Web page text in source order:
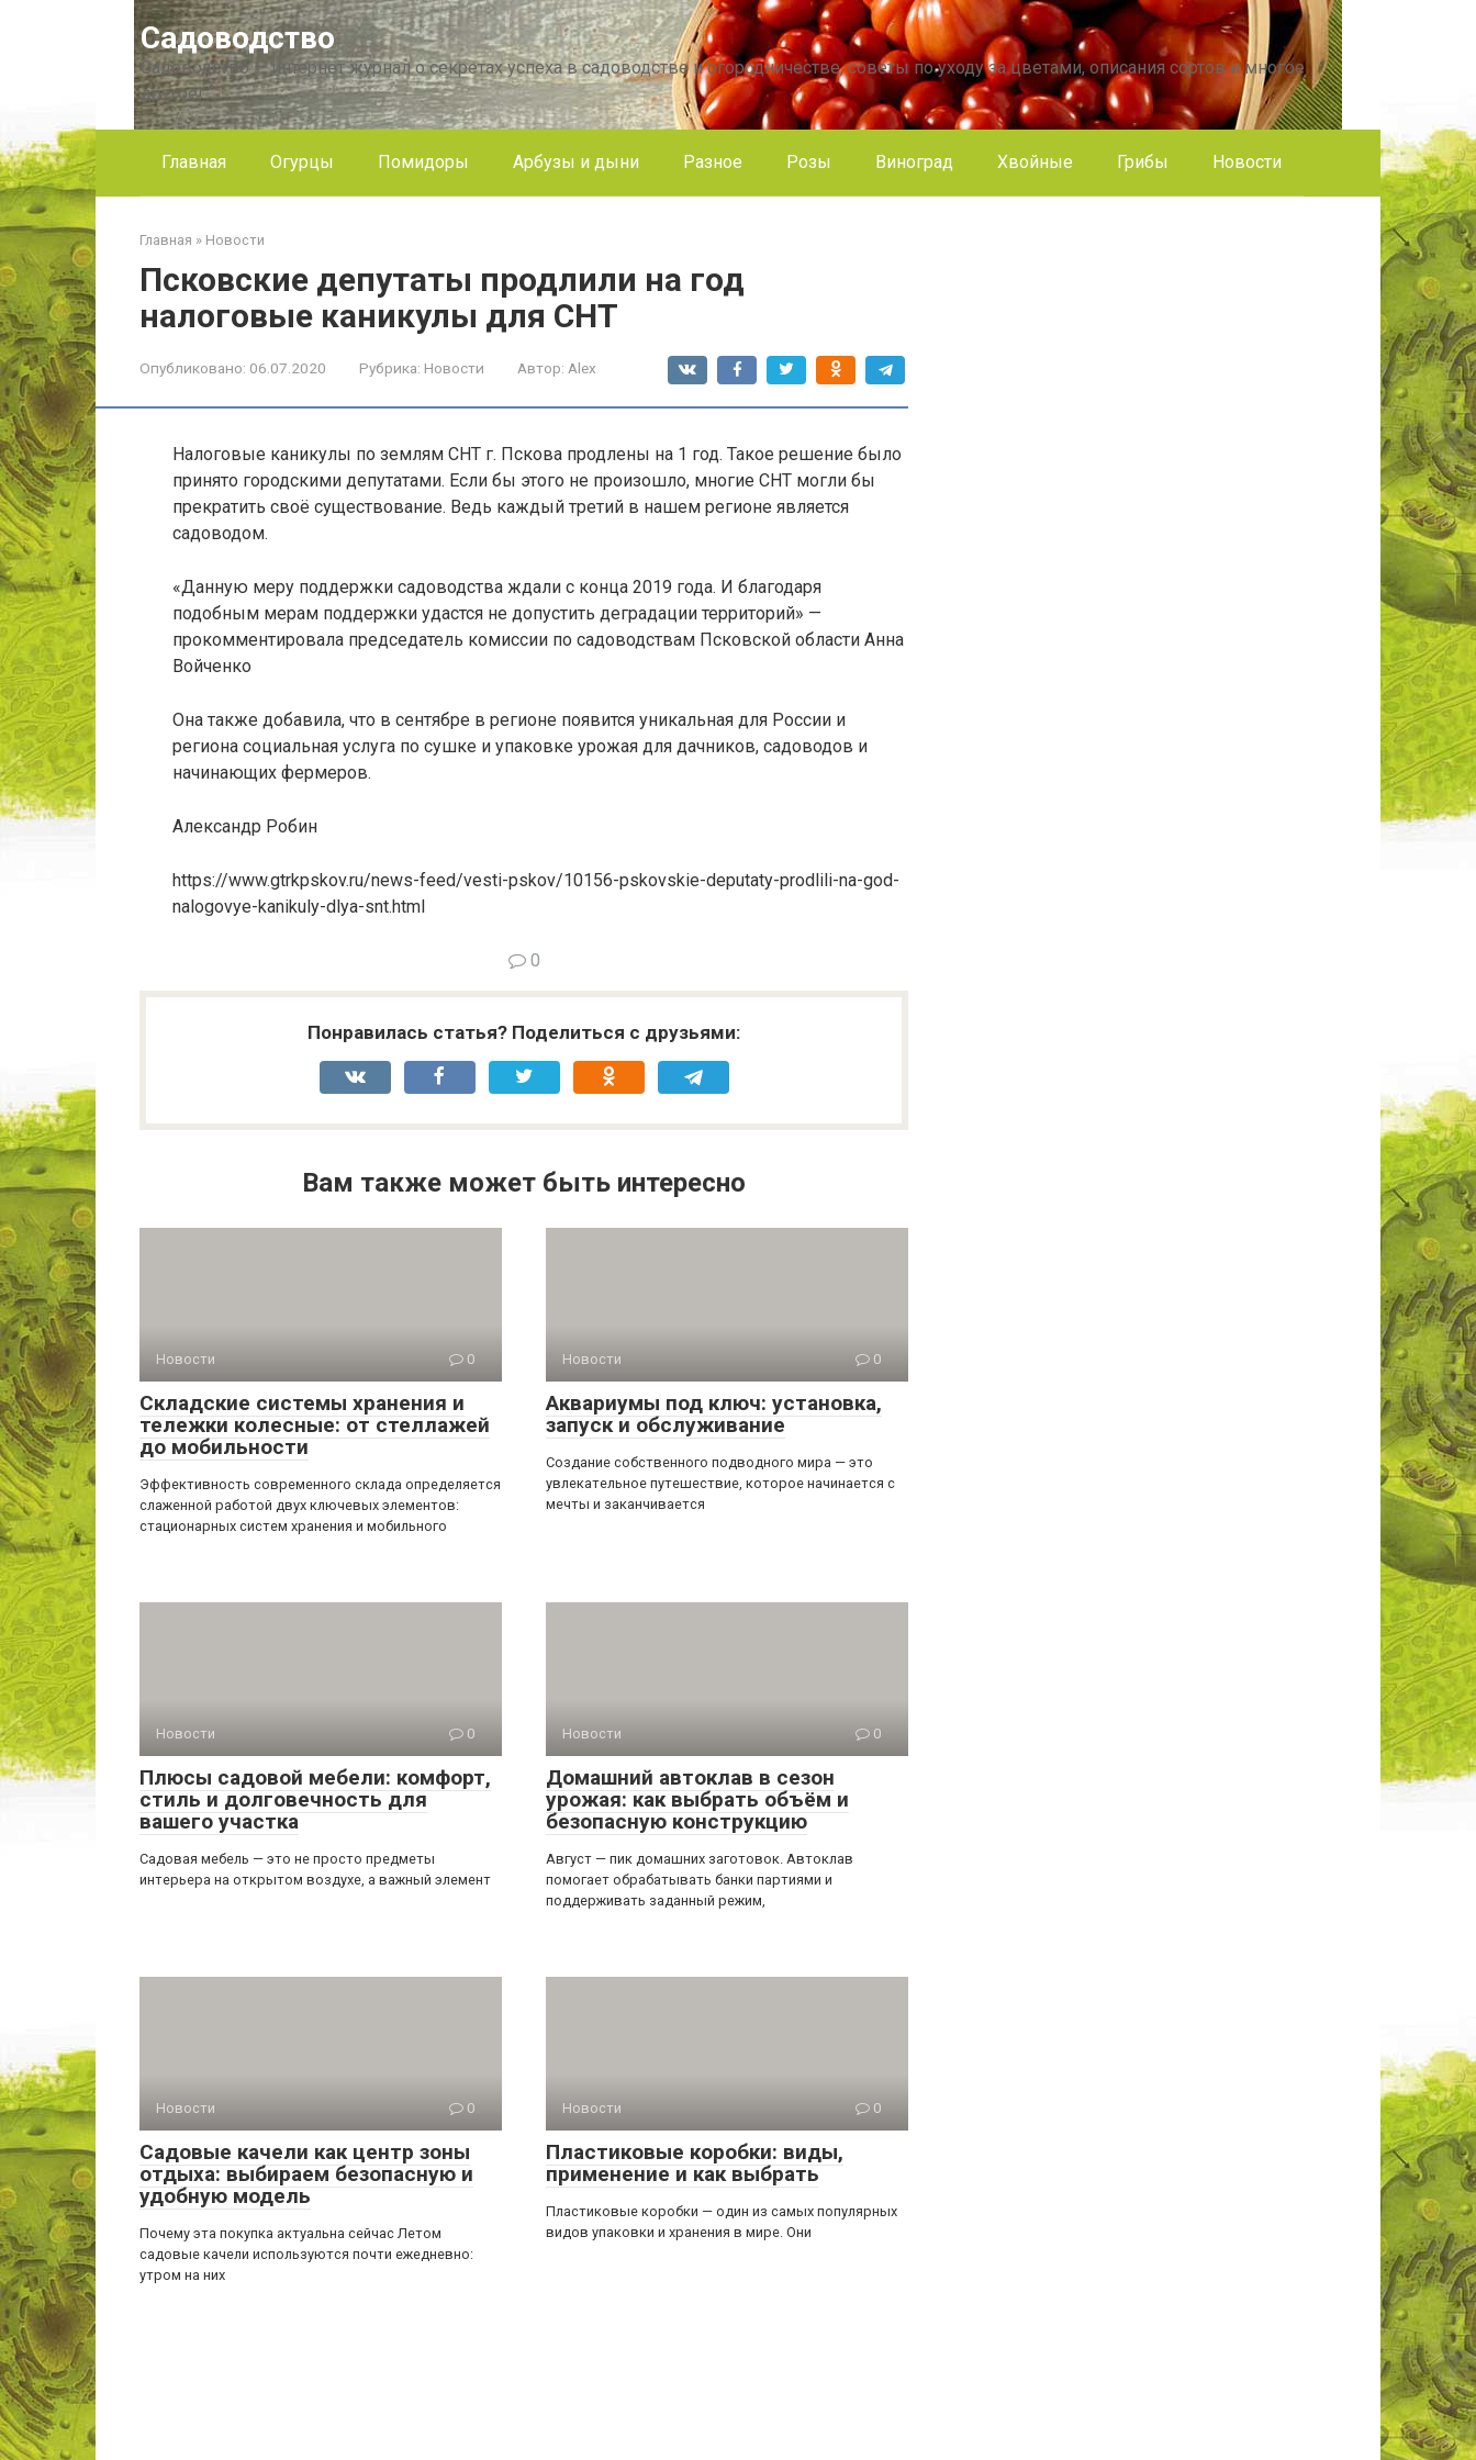
Садоводство
Садоводство — интернет журнал о секретах успеха в садоводстве и огородничестве, советы по уходу за цветами, описания сортов и многое
другое!
Главная Огурцы Помидоры Арбузы и дыни Разное Розы Виноград Хвойные Грибы Новости
Главная » Новости
Псковские депутаты продлили на год
налоговые каникулы для СНТ
Опубликовано: 06.07.2020 Рубрика: Новости Автор: Alex
Налоговые каникулы по землям СНТ г. Пскова продлены на 1 год. Такое решение было
принято городскими депутатами. Если бы этого не произошло, многие СНТ могли бы
прекратить своё существование. Ведь каждый третий в нашем регионе является
садоводом.
«Данную меру поддержки садоводства ждали с конца 2019 года. И благодаря
подобным мерам поддержки удастся не допустить деградации территорий» —
прокомментировала председатель комиссии по садоводствам Псковской области Анна
Войченко
Она также добавила, что в сентябре в регионе появится уникальная для России и
региона социальная услуга по сушке и упаковке урожая для дачников, садоводов и
начинающих фермеров.
Александр Робин
https://www.gtrkpskov.ru/news-feed/vesti-pskov/10156-pskovskie-deputaty-prodlili-na-god-
nalogovye-kanikuly-dlya-snt.html
0
Понравилась статья? Поделиться с друзьями:
Вам также может быть интересно
Новости 0
Складские системы хранения и
тележки колесные: от стеллажей
до мобильности
Эффективность современного склада определяется
слаженной работой двух ключевых элементов:
стационарных систем хранения и мобильного
Новости 0
Аквариумы под ключ: установка,
запуск и обслуживание
Создание собственного подводного мира — это
увлекательное путешествие, которое начинается с
мечты и заканчивается
Новости 0
Плюсы садовой мебели: комфорт,
стиль и долговечность для
вашего участка
Садовая мебель — это не просто предметы
интерьера на открытом воздухе, а важный элемент
Новости 0
Домашний автоклав в сезон
урожая: как выбрать объём и
безопасную конструкцию
Август — пик домашних заготовок. Автоклав
помогает обрабатывать банки партиями и
поддерживать заданный режим,
Новости 0
Садовые качели как центр зоны
отдыха: выбираем безопасную и
удобную модель
Почему эта покупка актуальна сейчас Летом
садовые качели используются почти ежедневно:
утром на них
Новости 0
Пластиковые коробки: виды,
применение и как выбрать
Пластиковые коробки — один из самых популярных
видов упаковки и хранения в мире. Они